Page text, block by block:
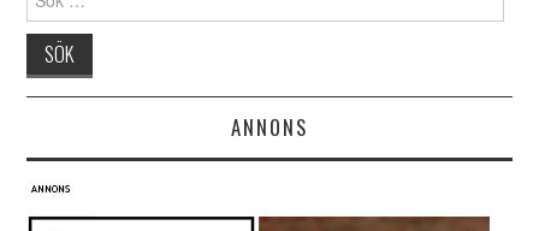
ANNONS